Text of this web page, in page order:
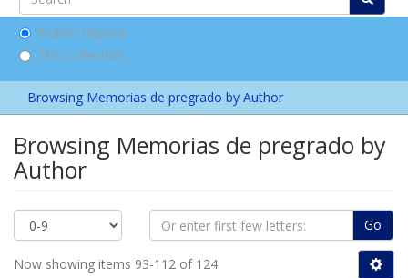
Search DSpace
This Collection
Browsing Memorias de pregrado by Author
Browsing Memorias de pregrado by
Author
Go
Now showing items 93-112 of 124